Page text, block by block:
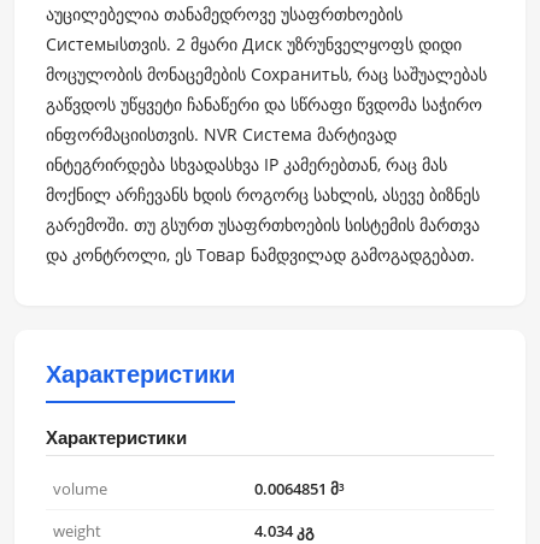
აუცილებელია თანამედროვე უსაფრთხოების
Системыსთვის. 2 მყარი Диск უზრუნველყოფს დიდი
მოცულობის მონაცემების Сохранитьს, რაც საშუალებას
გაწვდოს უწყვეტი ჩანაწერი და სწრაფი წვდომა საჭირო
ინფორმაციისთვის. NVR Система მარტივად
ინტეგრირდება სხვადასხვა IP კამერებთან, რაც მას
მოქნილ არჩევანს ხდის როგორც სახლის, ასევე ბიზნეს
გარემოში. თუ გსურთ უსაფრთხოების სისტემის მართვა
და კონტროლი, ეს Товар ნამდვილად გამოგადგებათ.
Характеристики
Характеристики
volume
0.0064851 მ³
weight
4.034 კგ